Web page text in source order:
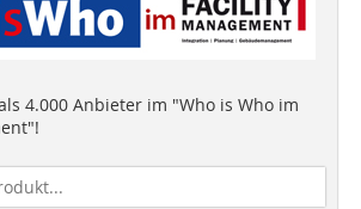
4.000 Anbieter im "Who is Who im